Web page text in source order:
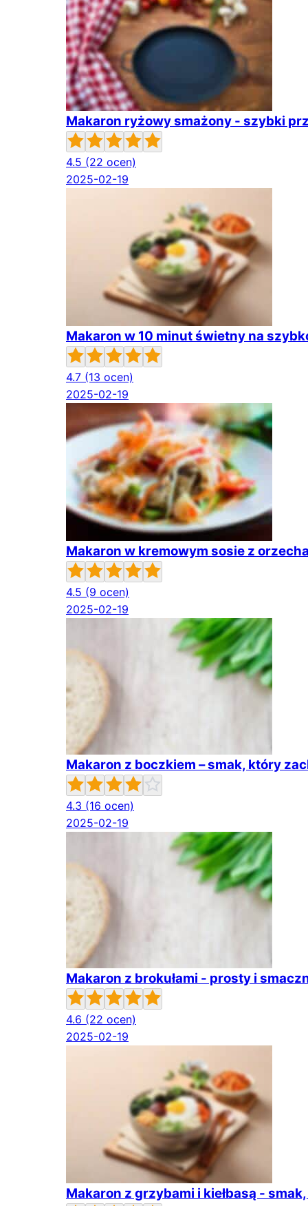
Makaron ryżowy smażony - szybki
4.5 (22 ocen)
2025-02-19
Makaron w 10 minut świetny na
4.7 (13 ocen)
2025-02-19
Makaron w kremowym sosie z
4.5 (9 ocen)
2025-02-19
Makaron z boczkiem – smak, który
4.3 (16 ocen)
2025-02-19
Makaron z brokułami - prosty i
4.6 (22 ocen)
2025-02-19
Makaron z grzybami i kiełbasą -